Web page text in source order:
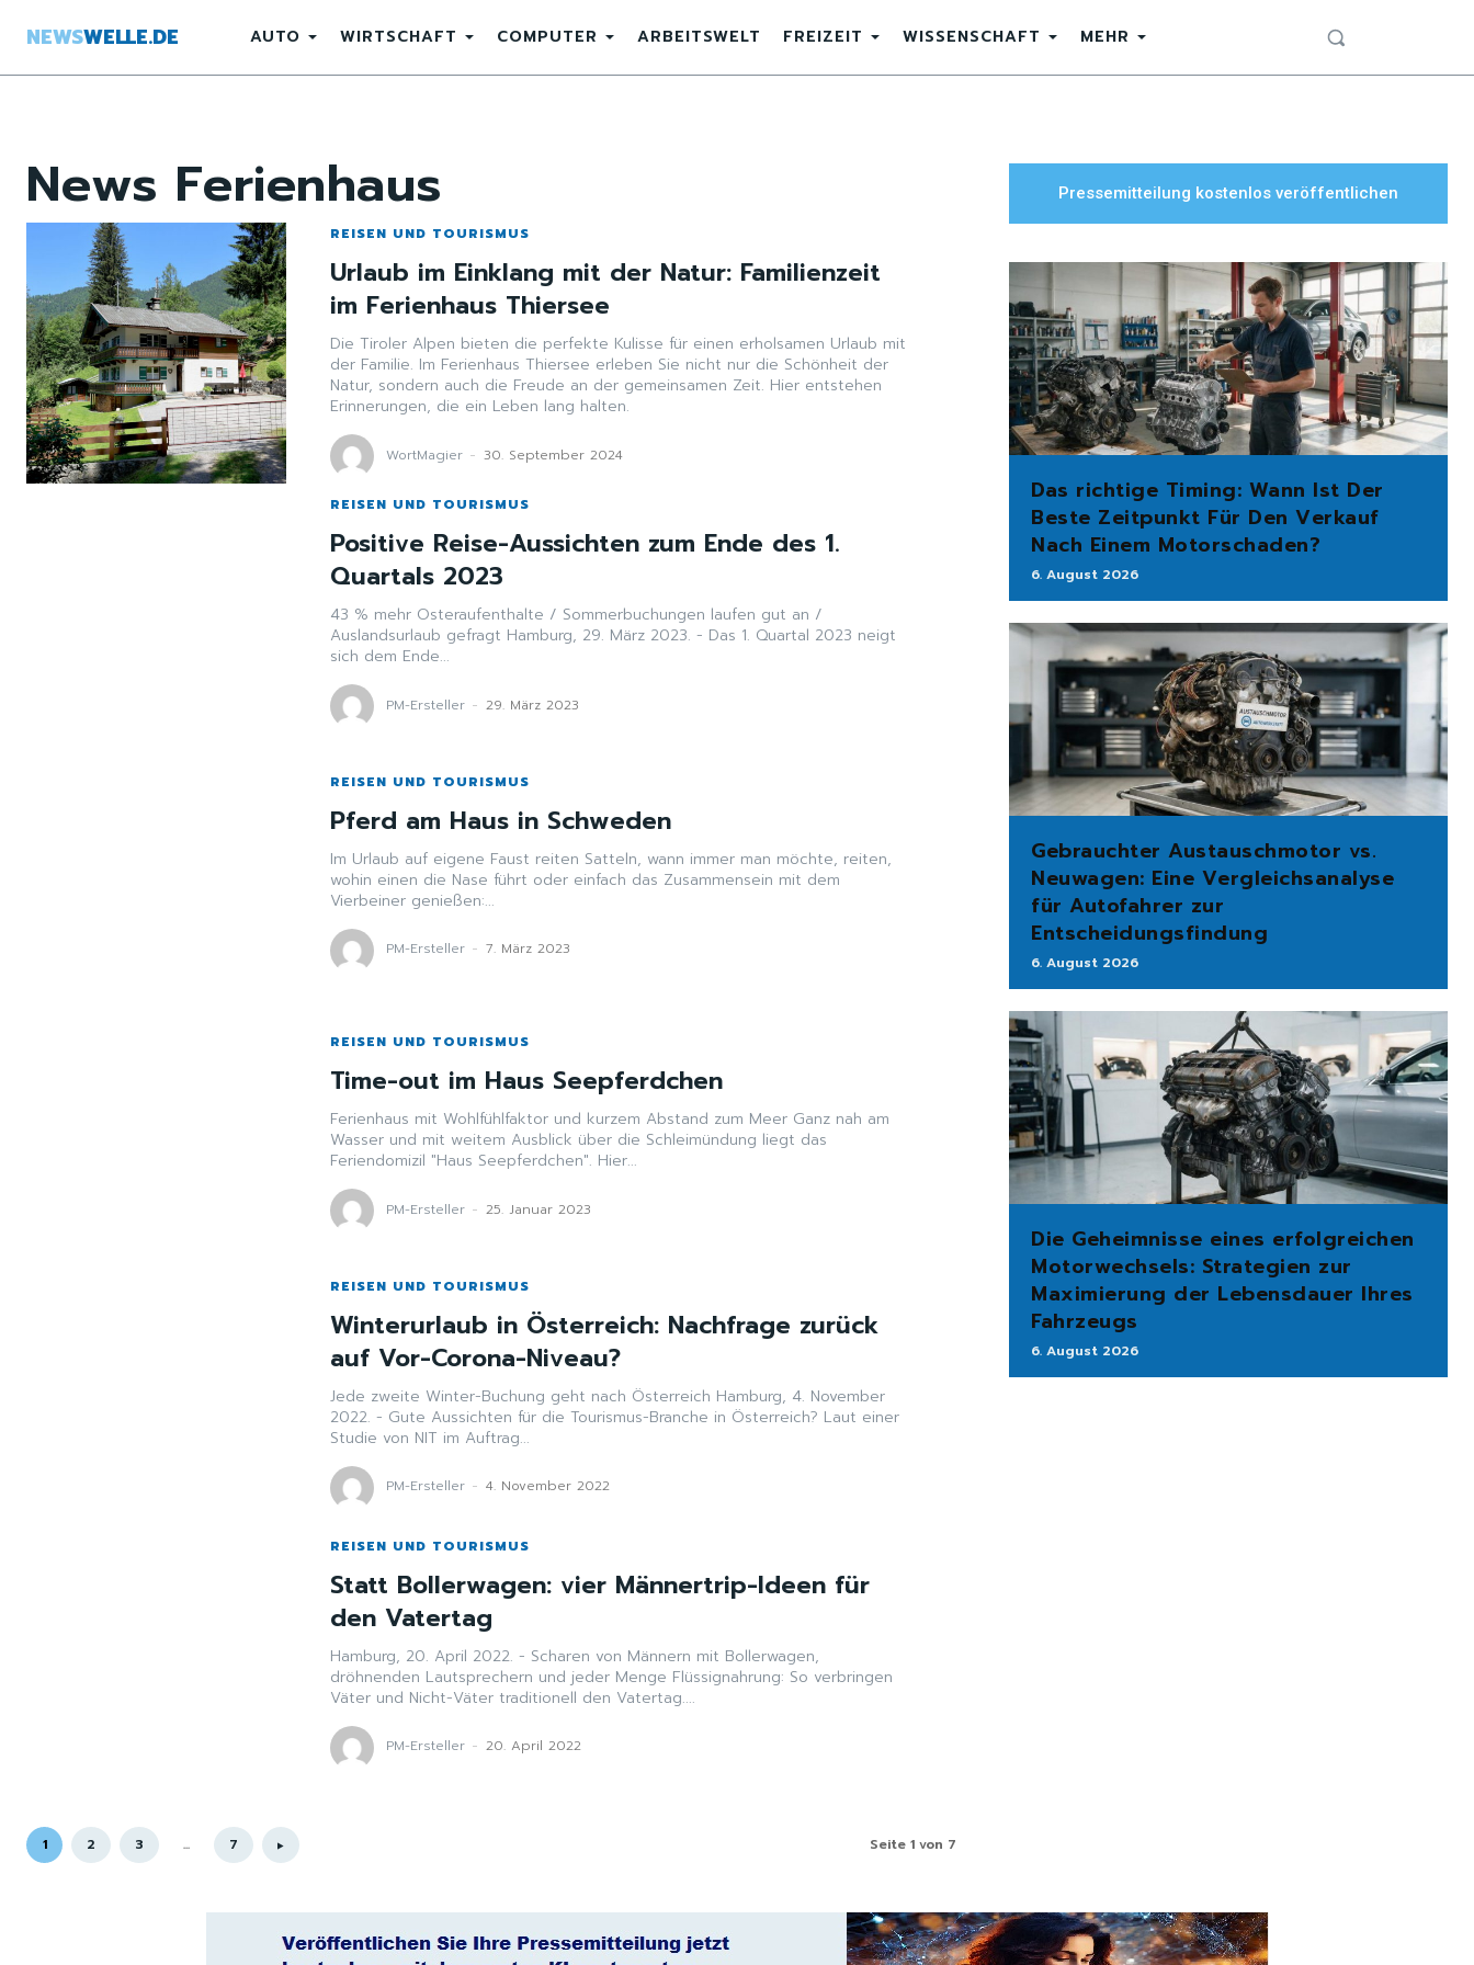
NEWSWELLE.DE AUTO WIRTSCHAFT COMPUTER ARBEITSWELT FREIZEIT WISSENSCHAFT MEHR
News Ferienhaus
REISEN UND TOURISMUS
Urlaub im Einklang mit der Natur: Familienzeit
im Ferienhaus Thiersee
Die Tiroler Alpen bieten die perfekte Kulisse für einen erholsamen Urlaub mit
der Familie. Im Ferienhaus Thiersee erleben Sie nicht nur die Schönheit der
Natur, sondern auch die Freude an der gemeinsamen Zeit. Hier entstehen
Erinnerungen, die ein Leben lang halten.
WortMagier - 30. September 2024
REISEN UND TOURISMUS
Positive Reise-Aussichten zum Ende des 1.
Quartals 2023
43 % mehr Osteraufenthalte / Sommerbuchungen laufen gut an /
Auslandsurlaub gefragt Hamburg, 29. März 2023. - Das 1. Quartal 2023 neigt
sich dem Ende...
PM-Ersteller - 29. März 2023
REISEN UND TOURISMUS
Pferd am Haus in Schweden
Im Urlaub auf eigene Faust reiten Satteln, wann immer man möchte, reiten,
wohin einen die Nase führt oder einfach das Zusammensein mit dem
Vierbeiner genießen:...
PM-Ersteller - 7. März 2023
REISEN UND TOURISMUS
Time-out im Haus Seepferdchen
Ferienhaus mit Wohlfühlfaktor und kurzem Abstand zum Meer Ganz nah am
Wasser und mit weitem Ausblick über die Schleimündung liegt das
Feriendomizil "Haus Seepferdchen". Hier...
PM-Ersteller - 25. Januar 2023
REISEN UND TOURISMUS
Winterurlaub in Österreich: Nachfrage zurück
auf Vor-Corona-Niveau?
Jede zweite Winter-Buchung geht nach Österreich Hamburg, 4. November
2022. - Gute Aussichten für die Tourismus-Branche in Österreich? Laut einer
Studie von NIT im Auftrag...
PM-Ersteller - 4. November 2022
REISEN UND TOURISMUS
Statt Bollerwagen: vier Männertrip-Ideen für
den Vatertag
Hamburg, 20. April 2022. - Scharen von Männern mit Bollerwagen,
dröhnenden Lautsprechern und jeder Menge Flüssignahrung: So verbringen
Väter und Nicht-Väter traditionell den Vatertag....
PM-Ersteller - 20. April 2022
1 2 3 ... 7 Seite 1 von 7
Pressemitteilung kostenlos veröffentlichen
Das richtige Timing: Wann Ist Der
Beste Zeitpunkt Für Den Verkauf
Nach Einem Motorschaden?
6. August 2026
Gebrauchter Austauschmotor vs.
Neuwagen: Eine Vergleichsanalyse
für Autofahrer zur
Entscheidungsfindung
6. August 2026
Die Geheimnisse eines erfolgreichen
Motorwechsels: Strategien zur
Maximierung der Lebensdauer Ihres
Fahrzeugs
6. August 2026